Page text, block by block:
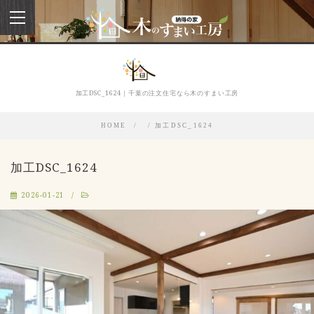
toggle
navigation
加工DSC_1624｜千葉の注文住宅なら木のすまい工房
HOME 加工DSC_1624
加工DSC_1624
2026-01-21